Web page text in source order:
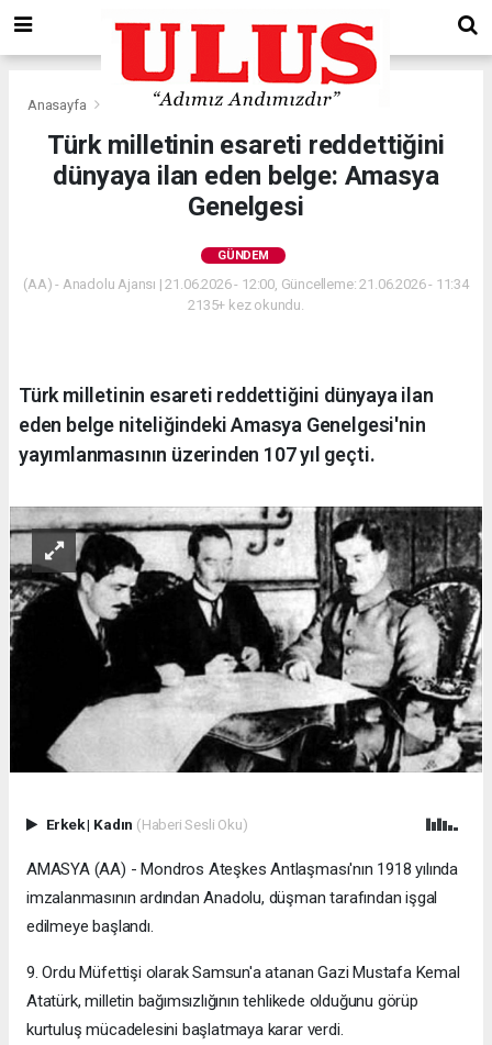
Anasayfa Gündem
Türk milletinin esareti reddettiğini
dünyaya ilan eden belge: Amasya
Genelgesi
GÜNDEM
(AA) - Anadolu Ajansı | 21.06.2026 - 12:00, Güncelleme: 21.06.2026 - 11:34
2135+ kez okundu.
Türk milletinin esareti reddettiğini dünyaya ilan
eden belge niteliğindeki Amasya Genelgesi'nin
yayımlanmasının üzerinden 107 yıl geçti.
Erkek| Kadın (Haberi Sesli Oku)
AMASYA (AA) - Mondros Ateşkes Antlaşması'nın 1918 yılında
imzalanmasının ardından Anadolu, düşman tarafından işgal
edilmeye başlandı.
9. Ordu Müfettişi olarak Samsun'a atanan Gazi Mustafa Kemal
Atatürk, milletin bağımsızlığının tehlikede olduğunu görüp
kurtuluş mücadelesini başlatmaya karar verdi.